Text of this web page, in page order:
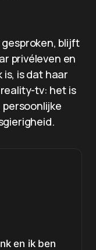
blijft
privéleven en
is dat haar
tv: het is
en ik ben